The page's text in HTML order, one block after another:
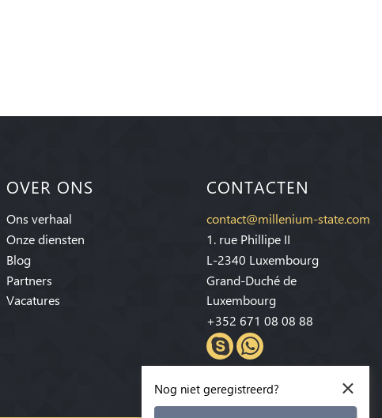
OVER ONS
Ons verhaal
Onze diensten
Blog
Partners
Vacatures
CONTACTEN
contact@millenium-state.com
1. rue Phillipe II
L-2340 Luxembourg
Grand-Duché de
Luxembourg
+352 671 08 08 88
×
Nog niet geregistreerd?